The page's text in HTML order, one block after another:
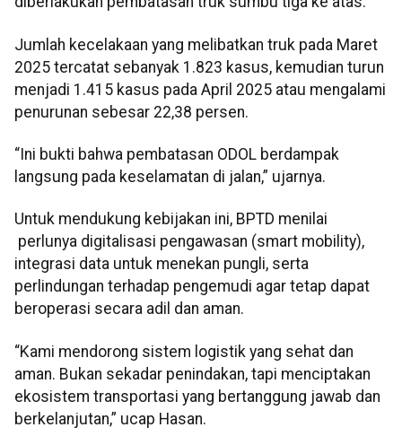
Jumlah kecelakaan yang melibatkan truk pada Maret
2025 tercatat sebanyak 1.823 kasus, kemudian turun
menjadi 1.415 kasus pada April 2025 atau mengalami
penurunan sebesar 22,38 persen.
“Ini bukti bahwa pembatasan ODOL berdampak
langsung pada keselamatan di jalan,” ujarnya.
Untuk mendukung kebijakan ini, BPTD menilai
perlunya digitalisasi pengawasan (smart mobility),
integrasi data untuk menekan pungli, serta
perlindungan terhadap pengemudi agar tetap dapat
beroperasi secara adil dan aman.
“Kami mendorong sistem logistik yang sehat dan
aman. Bukan sekadar penindakan, tapi menciptakan
ekosistem transportasi yang bertanggung jawab dan
berkelanjutan,” ucap Hasan.